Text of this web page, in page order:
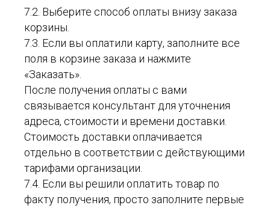
7.2. Выберите способ оплаты внизу заказа
корзины.
7.3. Если вы оплатили карту, заполните все
поля в корзине заказа и нажмите
«Заказать».
После получения оплаты с вами
связывается консультант для уточнения
адреса, стоимости и времени доставки.
Стоимость доставки оплачивается
отдельно в соответствии с действующими
тарифами организации.
7.4. Если вы решили оплатить товар по
факту получения, просто заполните первые